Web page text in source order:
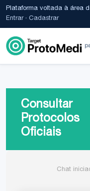
Plataforma voltada à área
Entrar· Cadastrar
Consultar
Protocolos
Oficiais
Chat